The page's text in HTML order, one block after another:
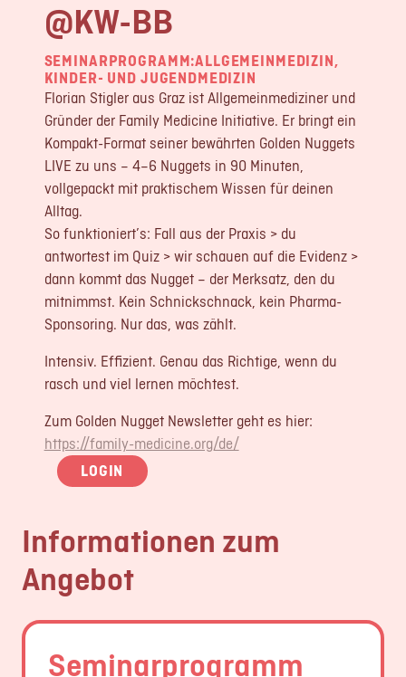
LOGIN
REGISTRIERUNG
Impressum
Datenschutz
@KW-BB
SEMINARPROGRAMM:ALLGEMEINMEDIZIN,
KINDER- UND JUGENDMEDIZIN
Florian Stigler aus Graz ist Allgemeinmediziner und
Gründer der Family Medicine Initiative. Er bringt ein
Kompakt-Format seiner bewährten Golden Nuggets
LIVE zu uns – 4–6 Nuggets in 90 Minuten,
vollgepackt mit praktischem Wissen für deinen
Alltag.
So funktioniert’s: Fall aus der Praxis > du
antwortest im Quiz > wir schauen auf die Evidenz >
dann kommt das Nugget – der Merksatz, den du
mitnimmst. Kein Schnickschnack, kein Pharma-
Sponsoring. Nur das, was zählt.
Intensiv. Effizient. Genau das Richtige, wenn du
rasch und viel lernen möchtest.
Zum Golden Nugget Newsletter geht es hier:
https://family-medicine.org/de/
LOGIN
Informationen zum
Angebot
Seminarprogramm